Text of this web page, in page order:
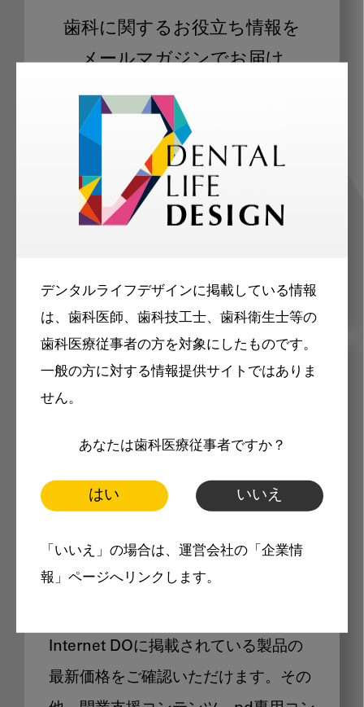
デンタルライフデザインに掲載している情報
は、歯科医師、歯科技工士、歯科衛生士等の
歯科医療従事者の方を対象にしたものです。
一般の方に対する情報提供サイトではありま
せん。
あなたは歯科医療従事者ですか？
はい いいえ
「いいえ」の場合は、運営会社の「企業情
報」ページへリンクします。
歯科に関するお役立ち情報を
メールマガジンでお届け
ご登録いただいた職種（歯科医師、歯
科衛生士、歯科技工士）に合わせた内
容のメールマガジンをお届けします。
メリット
製品価格も閲覧可能
Internet DOに掲載されている製品の
最新価格をご確認いただけます。その